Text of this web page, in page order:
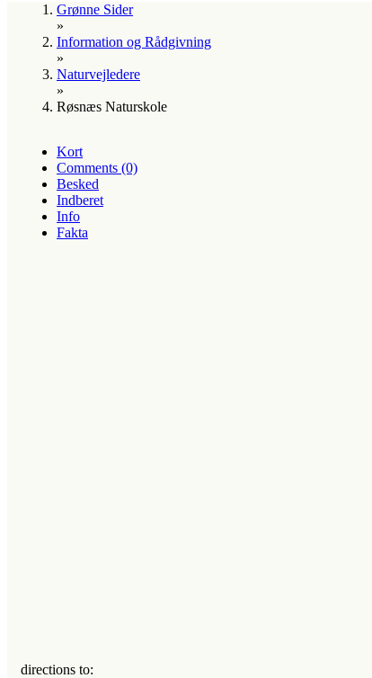
Grønne Sider
»
Information og Rådgivning
»
Naturvejledere
»
Røsnæs Naturskole
Kort
Comments (0)
Besked
Indberet
Info
Fakta
directions to: